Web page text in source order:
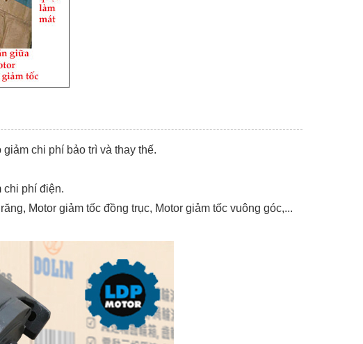
chi phí bảo trì và thay thế.
chi phí điện.
Motor giảm tốc đồng trục, Motor giảm tốc vuông góc,...